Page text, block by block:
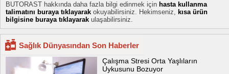
BUTORAST hakkında daha fazla bilgi edinmek için hasta kullanma
talimatını buraya tıklayarak okuyabilirsiniz. Hekimseniz, kısa ürün
bilgisine buraya tıklayarak ulaşabilirsiniz.
Sağlık Dünyasından Son Haberler
Çalışma Stresi Orta Yaşlıların
Uykusunu Bozuyor